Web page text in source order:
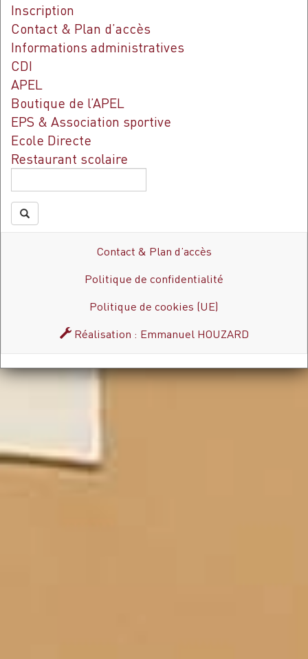
Inscription
Contact & Plan d’accès
Informations administratives
CDI
APEL
Boutique de l’APEL
EPS & Association sportive
Ecole Directe
Restaurant scolaire
Contact & Plan d’accès
Politique de confidentialité
Politique de cookies (UE)
Réalisation : Emmanuel HOUZARD